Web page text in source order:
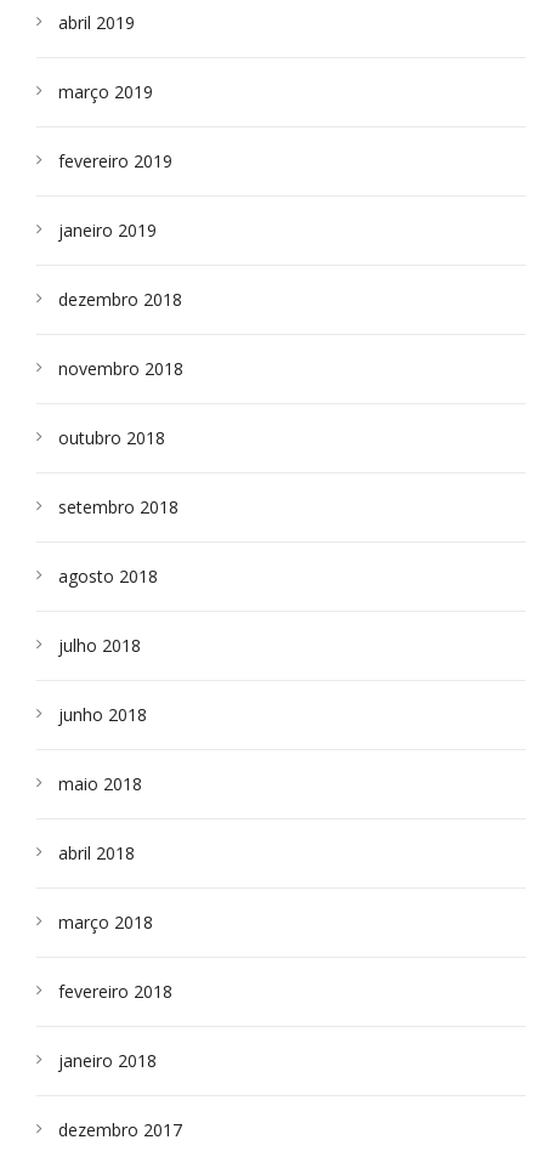
abril 2019
março 2019
fevereiro 2019
janeiro 2019
dezembro 2018
novembro 2018
outubro 2018
setembro 2018
agosto 2018
julho 2018
junho 2018
maio 2018
abril 2018
março 2018
fevereiro 2018
janeiro 2018
dezembro 2017